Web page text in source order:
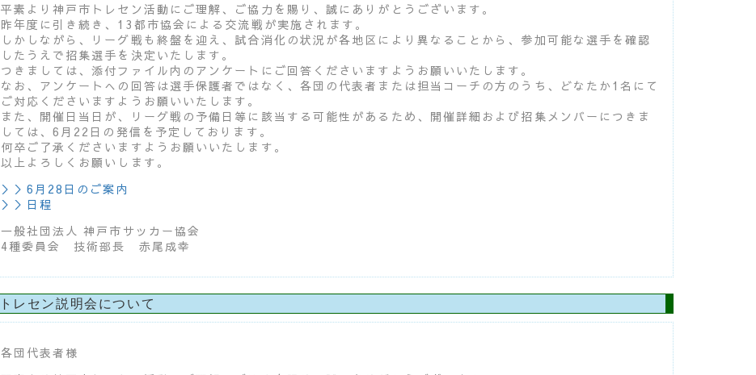
平素より神戸市トレセン活動にご理解、ご協力を賜り、誠にありがとうございます。
昨年度に引き続き、13都市協会による交流戦が実施されます。
しかしながら、リーグ戦も終盤を迎え、試合消化の状況が各地区により異なることから、参加可能な選手を確認
したうえで招集選手を決定いたします。
つきましては、添付ファイル内のアンケートにご回答くださいますようお願いいたします。
なお、アンケートへの回答は選手保護者ではなく、各団の代表者または担当コーチの方のうち、どなたか1名にて
ご対応くださいますようお願いいたします。
また、開催日当日が、リーグ戦の予備日等に該当する可能性があるため、開催詳細および招集メンバーにつきま
しては、6月22日の発信を予定しております。
何卒ご了承くださいますようお願いいたします。
以上よろしくお願いします。
＞＞6月28日のご案内
＞＞日程
一般社団法人 神戸市サッカー協会
4種委員会 技術部長 赤尾成幸
トレセン説明会について
各団代表者様